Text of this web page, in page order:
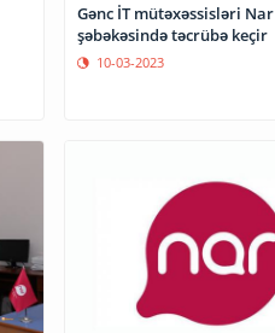
Gənc İT mütəxəssisləri Nar
şəbəkəsində təcrübə keçir
10-03-2023